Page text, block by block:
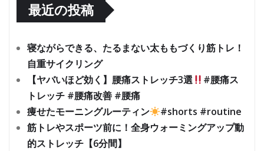
最近の投稿
寝ながらできる、たるまない太ももづくり筋トレ！
自重サイクリング
【ヤバいほど効く】腰痛ストレッチ3選
#腰痛ス
トレッチ #腰痛改善 #腰痛
痩せたモーニングルーティン
#shorts #routine
筋トレやスポーツ前に！全身ウォーミングアップ動
的ストレッチ【6分間】